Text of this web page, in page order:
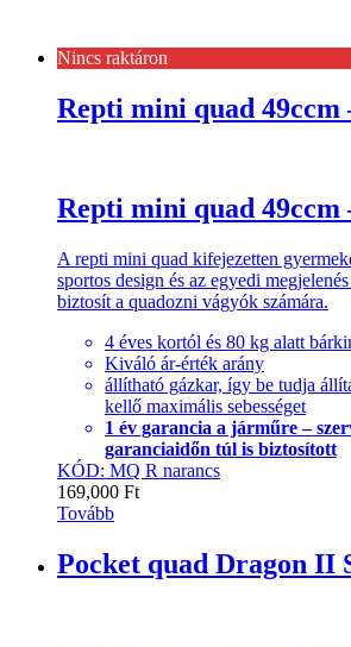
Nincs raktáron
Repti mini quad 49ccm
Repti mini quad 49ccm
A repti mini quad kifejezetten
sportos design és az egyedi
biztosít a quadozni vágyók számára.
4 éves kortól és 80 kg alatt
Kiváló ár-érték arány
állítható gázkar, így be tudja
kellő maximális sebességet
1 év garancia a járműre –
garanciaidőn túl is biztosított
KÓD: MQ R narancs
169,000 Ft
Tovább
Pocket quad Dragon II